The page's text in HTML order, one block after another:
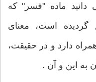
ماده "فسر" که
است، معنای
دارد و در حقیقت،
به این و آن .